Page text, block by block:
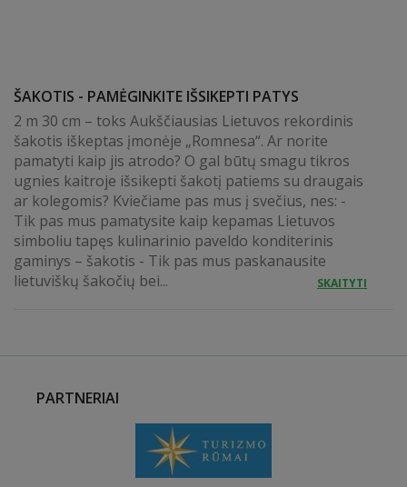
ŠAKOTIS - PAMĖGINKITE IŠSIKEPTI PATYS
2 m 30 cm – toks Aukščiausias Lietuvos rekordinis
šakotis iškeptas įmonėje „Romnesa“. Ar norite
pamatyti kaip jis atrodo? O gal būtų smagu tikros
ugnies kaitroje išsikepti šakotį patiems su draugais
ar kolegomis? Kviečiame pas mus į svečius, nes: -
Tik pas mus pamatysite kaip kepamas Lietuvos
simboliu tapęs kulinarinio paveldo konditerinis
gaminys – šakotis - Tik pas mus paskanausite
lietuviškų šakočių bei...
SKAITYTI
PARTNERIAI